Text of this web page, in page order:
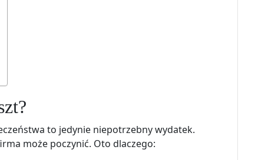
to jedynie niepotrzebny wydatek.
może poczynić. Oto dlaczego: